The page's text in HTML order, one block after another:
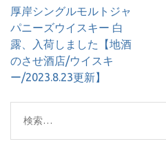
投
稿
ナ
ビ
ゲ
ョ
ン
厚岸シングルモルトジャ
パニーズウイスキー 白
露、入荷しました【地酒
のさせ酒店/ウイスキ
ー/2023.8.23更新】
検
索: